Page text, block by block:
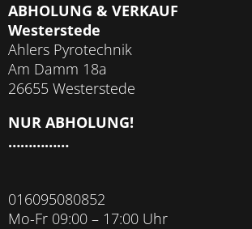
ABHOLUNG & VERKAUF
Westerstede
Ahlers Pyrotechnik
Am Damm 18a
26655 Westerstede
NUR ABHOLUNG!
……………
016095080852
Mo-Fr 09:00 – 17:00 Uhr